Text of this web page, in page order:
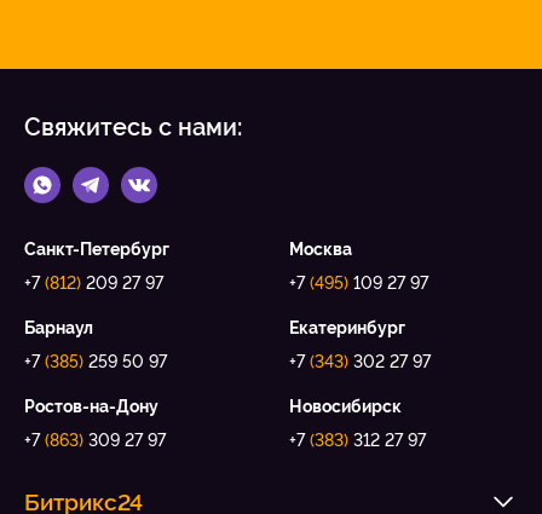
Свяжитесь с нами:
Санкт-Петербург
+7(812) 209 27 97
Москва
+7(495) 109 27 97
Барнаул
+7(385) 259 50 97
Екатеринбург
+7(343) 302 27 97
Ростов-на-Дону
+7(863) 309 27 97
Новосибирск
+7(383) 312 27 97
Битрикс24